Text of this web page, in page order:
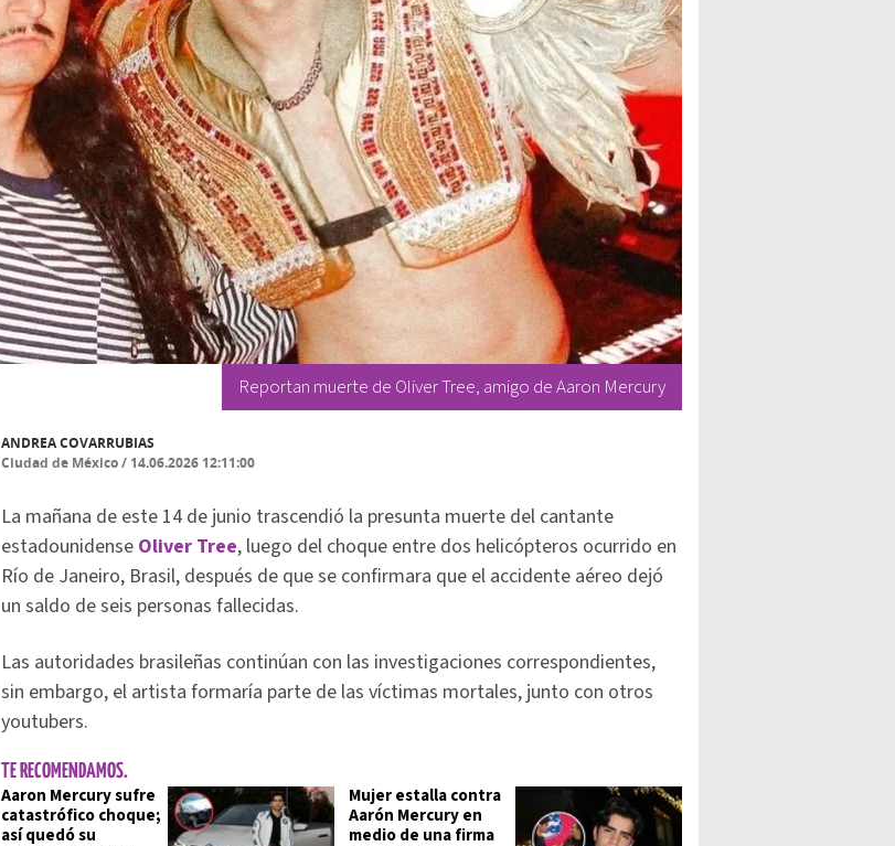
Reportan muerte de Oliver Tree, amigo de Aaron Mercury
ANDREA COVARRUBIAS
Ciudad de México/ 14.06.2026 12:11:00
La mañana de este 14 de junio trascendió la presunta muerte del cantante
estadounidense Oliver Tree, luego del choque entre dos helicópteros ocurrido en
Río de Janeiro, Brasil, después de que se confirmara que el accidente aéreo dejó
un saldo de seis personas fallecidas.
Las autoridades brasileñas continúan con las investigaciones correspondientes,
sin embargo, el artista formaría parte de las víctimas mortales, junto con otros
youtubers.
TE RECOMENDAMOS.
Aaron Mercury sufre
catastrófico choque;
así quedó su
Mujer estalla contra
Aarón Mercury en
medio de una firma